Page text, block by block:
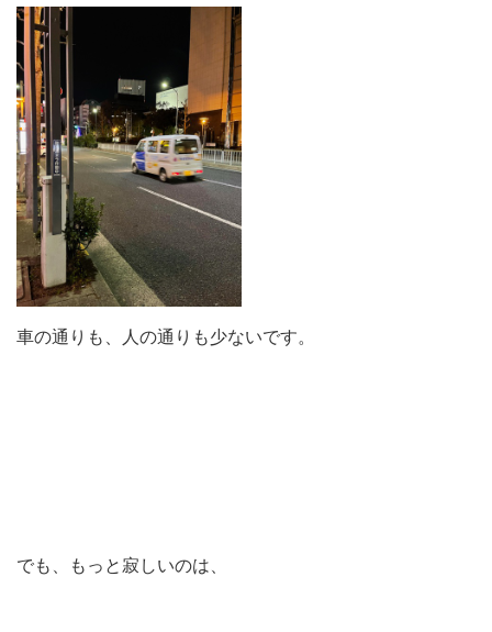
車の通りも、人の通りも少ないです。
でも、もっと寂しいのは、